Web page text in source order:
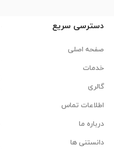
دسترسی سریع
صفحه اصلی
خدمات
گالری
اطلاعات تماس
درباره ما
دانستنی ها